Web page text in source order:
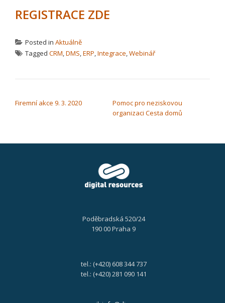
REGISTRACE ZDE
Posted in Aktuálně
Tagged CRM,DMS,ERP,Integrace,Webinář
Firemní akce 9. 3. 2020
Pomoc pro neziskovou
organizaci Cesta domů
Poděbradská 520/24
190 00 Praha 9
tel.: (+420) 608 344 737
tel.: (+420) 281 090 141